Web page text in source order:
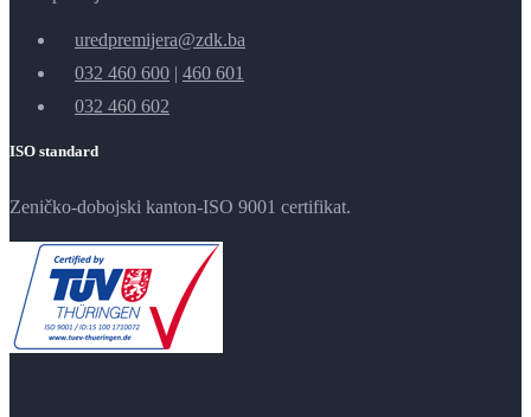
uredpremijera@zdk.ba
032 460 600 | 460 601
032 460 602
ISO standard
Zeničko-dobojski kanton-ISO 9001 certifikat.